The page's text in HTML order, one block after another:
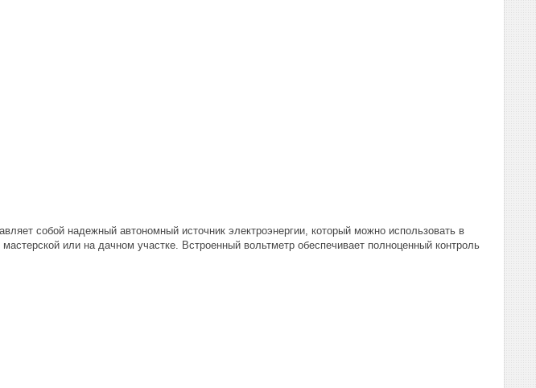
собой надежный автономный источник электроэнергии, который можно использовать в
или на дачном участке. Встроенный вольтметр обеспечивает полноценный контроль